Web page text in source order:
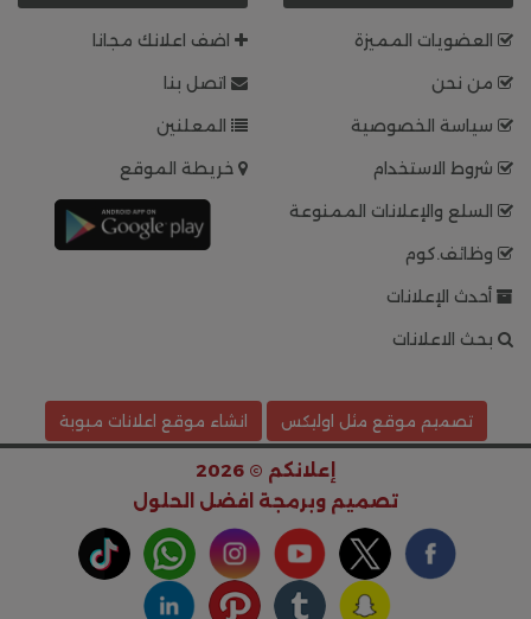
العضويات المميزة
من نحن
سياسة الخصوصية
شروط الاستخدام
السلع والإعلانات الممنوعة
وظائف.كوم
أحدث الإعلانات
بحث الاعلانات
اضف اعلانك مجانا
اتصل بنا
المعلنين
خريطة الموقع
تصميم موقع مثل اوليكس انشاء موقع اعلانات مبوبة
إعلانكم © 2026
تصميم وبرمجة افضل الحلول